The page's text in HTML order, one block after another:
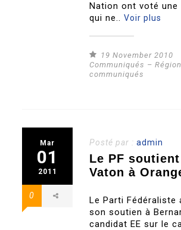
Nation ont voté
qui ne..Voir plus
19 November 2010
Communiqués –
communiqués
Mar
01
2011
0
Posté par :admin
Le PF
Vaton à
Le Parti Fédéraliste
son soutien à
candidat EE sur le